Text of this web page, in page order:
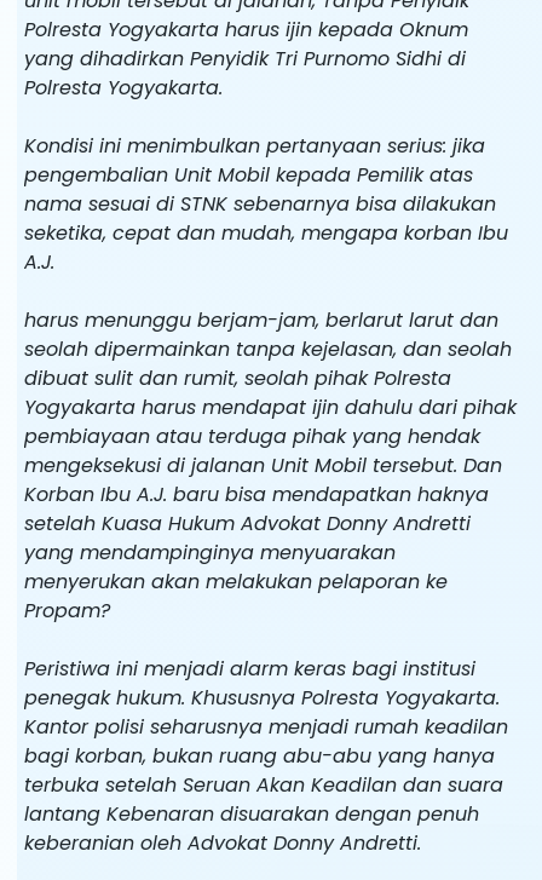
Polresta Yogyakarta harus ijin kepada Oknum
yang dihadirkan Penyidik Tri Purnomo Sidhi di
Polresta Yogyakarta.
Kondisi ini menimbulkan pertanyaan serius: jika
pengembalian Unit Mobil kepada Pemilik atas
nama sesuai di STNK sebenarnya bisa dilakukan
seketika, cepat dan mudah, mengapa korban Ibu
A.J.
harus menunggu berjam-jam, berlarut larut dan
seolah dipermainkan tanpa kejelasan, dan seolah
dibuat sulit dan rumit, seolah pihak Polresta
Yogyakarta harus mendapat ijin dahulu dari pihak
pembiayaan atau terduga pihak yang hendak
mengeksekusi di jalanan Unit Mobil tersebut. Dan
Korban Ibu A.J. baru bisa mendapatkan haknya
setelah Kuasa Hukum Advokat Donny Andretti
yang mendampinginya menyuarakan
menyerukan akan melakukan pelaporan ke
Propam?
Peristiwa ini menjadi alarm keras bagi institusi
penegak hukum. Khususnya Polresta Yogyakarta.
Kantor polisi seharusnya menjadi rumah keadilan
bagi korban, bukan ruang abu-abu yang hanya
terbuka setelah Seruan Akan Keadilan dan suara
lantang Kebenaran disuarakan dengan penuh
keberanian oleh Advokat Donny Andretti.